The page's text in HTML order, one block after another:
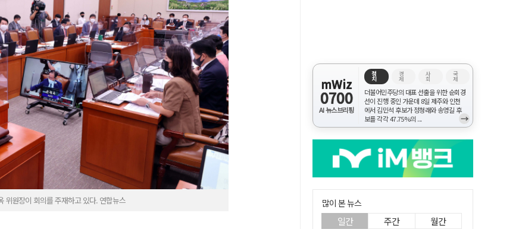
위원장이 회의를 주재하고 있다. 연합뉴스
mWiz
0700
AI 뉴스브리핑
정
치
경
제
사
회
국
제
더불어민주당의 대표 선출을 위한 순회경
선이 진행 중인 가운데 8일 제주와 인천
에서 김민석 후보가 정청래와 송영길 후
보를 각각 47.75%의 ...
→
많이 본 뉴스
일간 주간 월간